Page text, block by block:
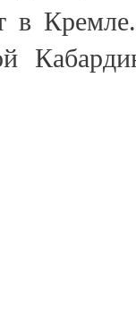
в